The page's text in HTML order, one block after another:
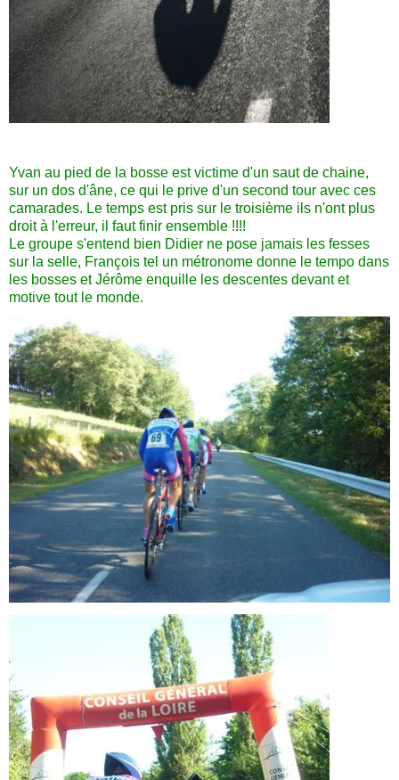
Yvan au pied de la bosse est victime d'un saut de chaine,
sur un dos d'âne, ce qui le prive d'un second tour avec ces
camarades. Le temps est pris sur le troisième ils n'ont plus
droit à l'erreur, il faut finir ensemble !!!!
Le groupe s'entend bien Didier ne pose jamais les fesses
sur la selle, François tel un métronome donne le tempo dans
les bosses et Jérôme enquille les descentes devant et
motive tout le monde.